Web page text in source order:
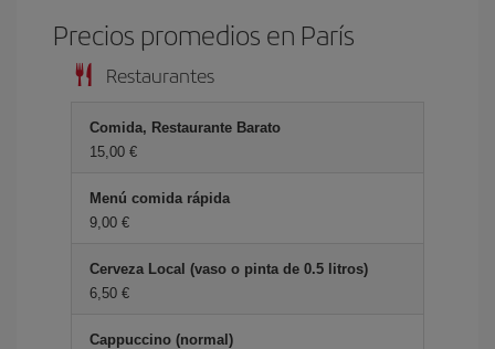
Precios promedios en París
Restaurantes
Comida, Restaurante Barato
15,00 €
Menú comida rápida
9,00 €
Cerveza Local (vaso o pinta de 0.5 litros)
6,50 €
Cappuccino (normal)